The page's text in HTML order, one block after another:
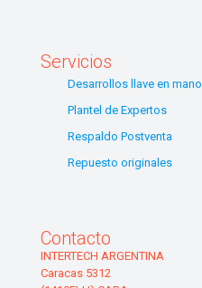
Servicios
Desarrollos llave en mano
Plantel de Expertos
Respaldo Postventa
Repuesto originales
Contacto
INTERTECH ARGENTINA
Caracas 5312